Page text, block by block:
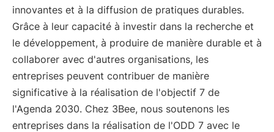
innovantes et à la diffusion de pratiques durables.
Grâce à leur capacité à investir dans la recherche et
le développement, à produire de manière durable et à
collaborer avec d'autres organisations, les
entreprises peuvent contribuer de manière
significative à la réalisation de l'objectif 7 de
l'Agenda 2030. Chez 3Bee, nous soutenons les
entreprises dans la réalisation de l'ODD 7 avec le